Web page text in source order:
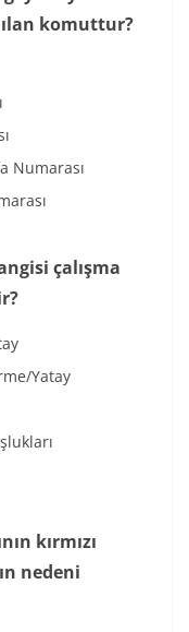
komuttur?
Numarası
çalışma
Yatay
kırmızı
nedeni